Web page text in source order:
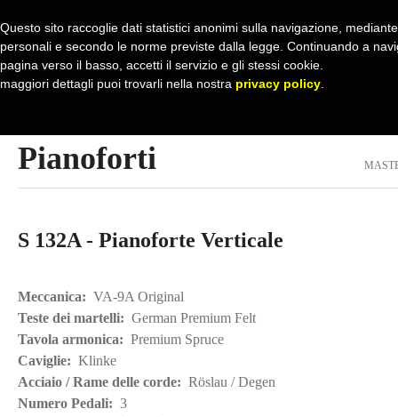
Pianoforti
S 132A - Pianoforte Verticale
Meccanica: VA-9A Original
Teste dei martelli: German Premium Felt
Tavola armonica: Premium Spruce
Caviglie: Klinke
Acciaio / Rame delle corde: Röslau / Degen
Numero Pedali: 3
Questo sito raccoglie dati statistici anonimi sulla navigazione,
personali e secondo le norme previste dalla legge. Continuando a
pagina verso il basso, accetti il servizio e gli stessi cookie.
maggiori dettagli puoi trovarli nella nostra privacy policy